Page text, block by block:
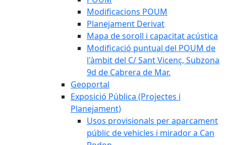
Modificacions POUM
Planejament Derivat
Mapa de soroll i capacitat acústica
Modificació puntual del POUM de
l'àmbit del C/ Sant Vicenç, Subzona
9d de Cabrera de Mar.
Geoportal
Exposició Pública (Projectes i
Planejament)
Usos provisionals per aparcament
públic de vehicles i mirador a Can